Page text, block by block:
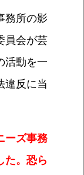
務所の影
員会が芸
活動を一
違反に当
ーズ事務
た。恐ら